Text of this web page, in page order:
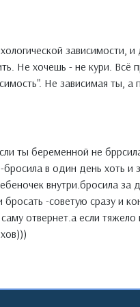
зависимости,
Не хочешь - не кури. Всё
Не зависимая ты, а
ты беременной не
в один день хоть и
внутри.бросила
-советую сразу и
отвернет.а если тяжело